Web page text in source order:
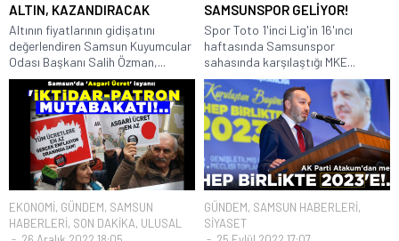
ALTIN, KAZANDIRACAK
Altının fiyatlarının gidişatını
değerlendiren Samsun Kuyumcular
Odası Başkanı Salih Özman,...
SAMSUNSPOR GELİYOR!
Spor Toto 1'inci Lig'in 16'ıncı
haftasında Samsunspor
sahasında karşılaştığı MKE...
EKONOMİ, GÜNDEM, SAMSUN
HABERLERİ, SON DAKİKA, ULUSAL
GÜNDEM, SAMSUN HABERLERİ,
SİYASET